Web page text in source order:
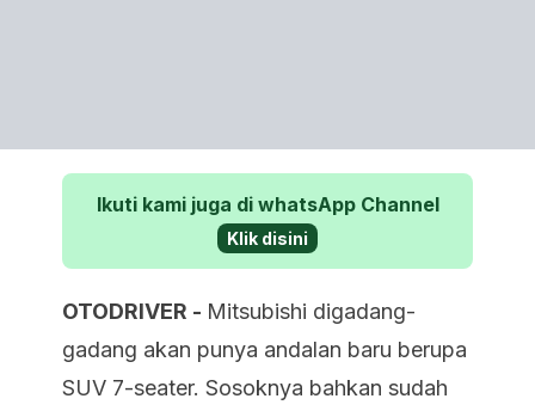
Ikuti kami juga di whatsApp Channel
Klik disini
OTODRIVER - Mitsubishi digadang-
gadang akan punya andalan baru berupa
SUV 7-seater. Sosoknya bahkan sudah